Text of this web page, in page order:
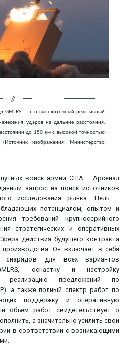
GMLRS – это высокоточный реактивный
ударов на дальние расстояния,
до 150 км с высокой точностью
изображения: Министерство
войск армии США – Арсенал
запрос на поиск источников
исследования рынка. Цель –
потенциалом, опытом и
требований крупносерийного
стратегических и оперативных
действия будущего контракта
Он включает в себя
снарядов для всех вариантов
оснастку и настройку
реализацию предложений по
а также полный спектр работ по
поддержку и оперативную
объём работ свидетельствует о
а значительно усилить свой
в соответствии с возникающими